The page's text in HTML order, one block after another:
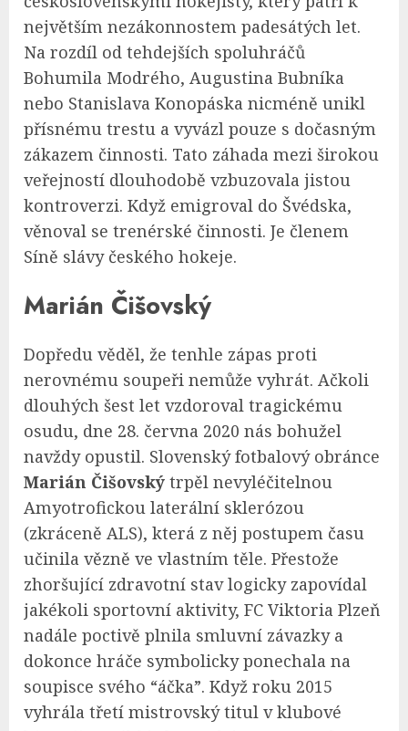
největším nezákonnostem padesátých let.
Na rozdíl od tehdejších spoluhráčů
Bohumila Modrého, Augustina Bubníka
nebo Stanislava Konopáska nicméně unikl
přísnému trestu a vyvázl pouze s dočasným
zákazem činnosti. Tato záhada mezi širokou
veřejností dlouhodobě vzbuzovala jistou
kontroverzi. Když emigroval do Švédska,
věnoval se trenérské činnosti. Je členem
Síně slávy českého hokeje.
Marián Čišovský
Dopředu věděl, že tenhle zápas proti
nerovnému soupeři nemůže vyhrát. Ačkoli
dlouhých šest let vzdoroval tragickému
osudu, dne 28. června 2020 nás bohužel
navždy opustil. Slovenský fotbalový obránce
Marián Čišovský trpěl nevyléčitelnou
Amyotrofickou laterální sklerózou
(zkráceně ALS), která z něj postupem času
učinila vězně ve vlastním těle. Přestože
zhoršující zdravotní stav logicky zapovídal
jakékoli sportovní aktivity, FC Viktoria Plzeň
nadále poctivě plnila smluvní závazky a
dokonce hráče symbolicky ponechala na
soupisce svého “áčka”. Když roku 2015
vyhrála třetí mistrovský titul v klubové